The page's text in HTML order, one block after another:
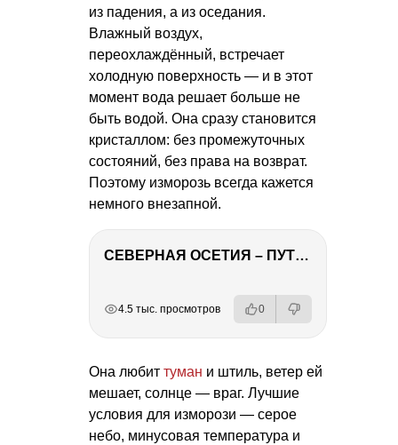
из падения, а из оседания.
Влажный воздух,
переохлаждённый, встречает
холодную поверхность — и в этот
момент вода решает больше не
быть водой. Она сразу становится
кристаллом: без промежуточных
состояний, без права на возврат.
Поэтому изморозь всегда кажется
немного внезапной.
СЕВЕРНАЯ ОСЕТИЯ – ПУТЕШЕСТВИЕ НА КАВКАЗ часть 4
4.5 тыс. просмотров 0
Она любит туман и штиль, ветер ей
мешает, солнце — враг. Лучшие
условия для изморози — серое
небо, минусовая температура и